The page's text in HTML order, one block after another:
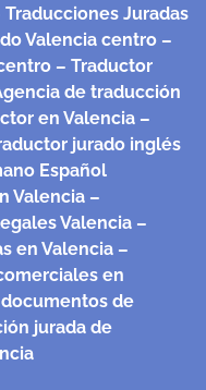
Traducciones Juradas
Valencia centro –
– Traductor
de traducción
en Valencia –
jurado inglés
Español
Valencia –
Valencia –
en Valencia –
en
de
jurada de